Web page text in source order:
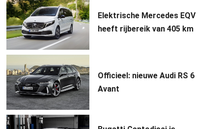
Elektrische Mercedes EQV
heeft rijbereik van 405 km
Officieel: nieuwe Audi RS 6
Avant